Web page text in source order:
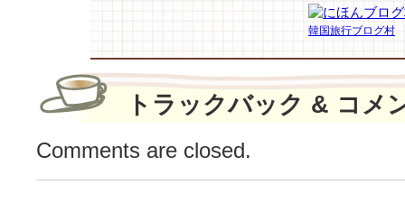
上
ド
ラ
マ
1
韓国旅行ブログ村
トラックバック & コメ
Comments are closed.